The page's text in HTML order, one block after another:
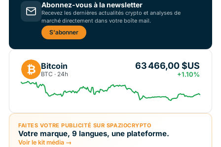
Abonnez-vous à la newsletter
Recevez les dernières actualités crypto et analyses de
marché directement dans votre boîte mail.
S'abonner
₿ Bitcoin
BTC · 24h
63 466,00 $US
+1.10%
FAITES VOTRE PUBLICITÉ SUR SPAZIOCRYPTO
Votre marque, 9 langues, une plateforme.
Voir le kit média →